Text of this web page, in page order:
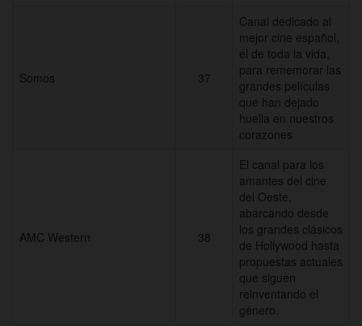
Somos 37
Canal dedicado al
mejor cine español,
el de toda la vida,
para rememorar las
grandes películas
que han dejado
huella en nuestros
corazones
AMC Western 38
El canal para los
amantes del cine
del Oeste,
abarcando desde
los grandes clásicos
de Hollywood hasta
propuestas actuales
que siguen
reinventando el
género.